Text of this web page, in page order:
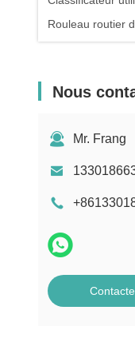
Rouleau routier
Nous
Mr. Frang